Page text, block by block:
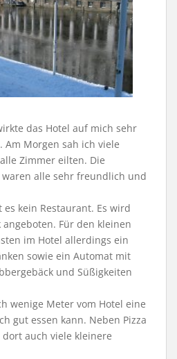
das Hotel auf mich sehr
Morgen sah ich viele
Zimmer eilten. Die
alle sehr freundlich und
kein Restaurant. Es wird
Für den kleinen
im Hotel allerdings ein
sowie ein Automat mit
und Süßigkeiten
wenige Meter vom Hotel eine
gut essen kann. Neben Pizza
auch viele kleinere